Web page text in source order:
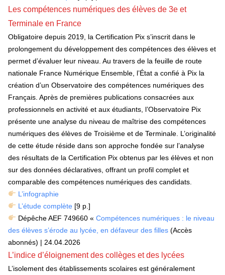
Les compétences numériques des élèves de 3e et
Terminale en France
Obligatoire depuis 2019, la Certification Pix s’inscrit dans le
prolongement du développement des compétences des élèves et
permet d’évaluer leur niveau. Au travers de la feuille de route
nationale France Numérique Ensemble, l’État a confié à Pix la
création d’un Observatoire des compétences numériques des
Français. Après de premières publications consacrées aux
professionnels en activité et aux étudiants, l’Observatoire Pix
présente une analyse du niveau de maîtrise des compétences
numériques des élèves de Troisième et de Terminale. L’originalité
de cette étude réside dans son approche fondée sur l’analyse
des résultats de la Certification Pix obtenus par les élèves et non
sur des données déclaratives, offrant un profil complet et
comparable des compétences numériques des candidats.
L’infographie
L’étude complète[9 p.]
Dépêche AEF 749660 « Compétences numériques : le niveau
des élèves s’érode au lycée, en défaveur des filles (Accès
abonnés) | 24.04.2026
L’indice d’éloignement des collèges et des lycées
L’isolement des établissements scolaires est généralement